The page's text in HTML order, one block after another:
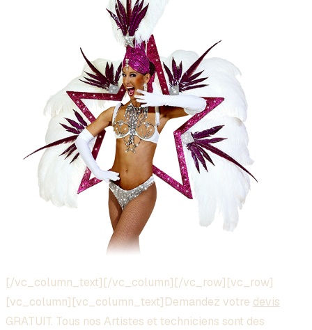
[/vc_column_text][/vc_column][/vc_row][vc_row]
[vc_column][vc_column_text]Demandez votre devis
GRATUIT. Tous nos Artistes et techniciens sont des